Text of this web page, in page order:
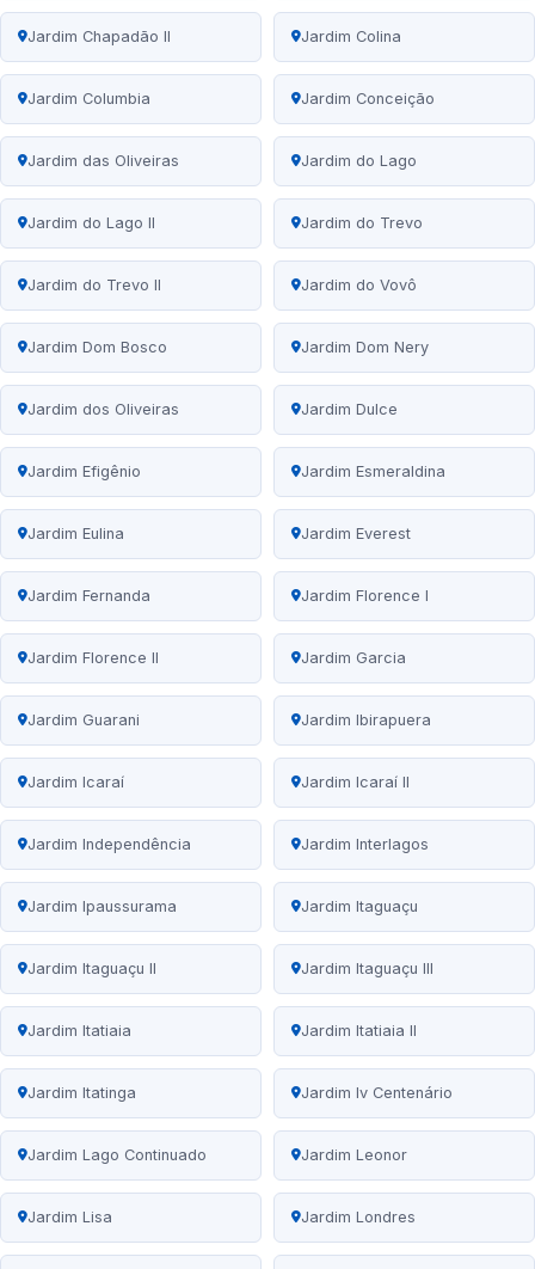
Jardim Chapadão II Jardim Colina
Jardim Columbia Jardim Conceição
Jardim das Oliveiras Jardim do Lago
Jardim do Lago II Jardim do Trevo
Jardim do Trevo II Jardim do Vovô
Jardim Dom Bosco Jardim Dom Nery
Jardim dos Oliveiras Jardim Dulce
Jardim Efigênio Jardim Esmeraldina
Jardim Eulina Jardim Everest
Jardim Fernanda Jardim Florence I
Jardim Florence II Jardim Garcia
Jardim Guarani Jardim Ibirapuera
Jardim Icaraí Jardim Icaraí II
Jardim Independência Jardim Interlagos
Jardim Ipaussurama Jardim Itaguaçu
Jardim Itaguaçu II Jardim Itaguaçu III
Jardim Itatiaia Jardim Itatiaia II
Jardim Itatinga Jardim Iv Centenário
Jardim Lago Continuado Jardim Leonor
Jardim Lisa Jardim Londres